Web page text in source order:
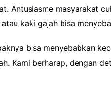
Antusiasme masyarakat
kaki gajah bisa
bisa menyebabkan
Kami berharap, dengan